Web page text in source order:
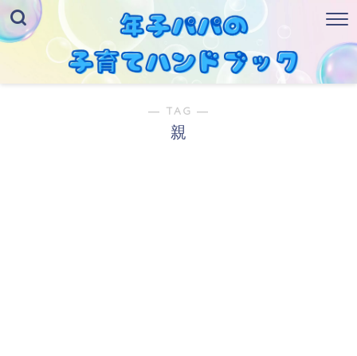
― TAG ―
親